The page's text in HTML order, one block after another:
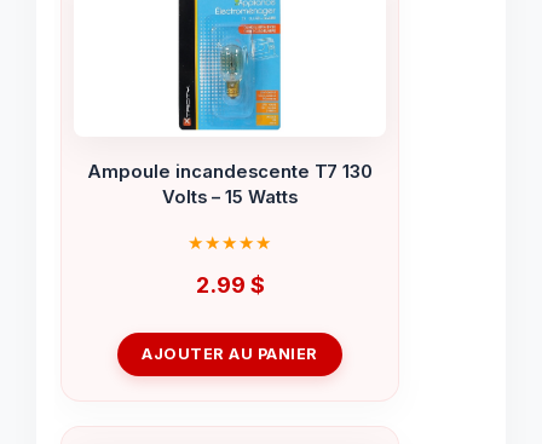
Ampoule incandescente T7 130
Volts – 15 Watts
2.99 $
AJOUTER AU PANIER